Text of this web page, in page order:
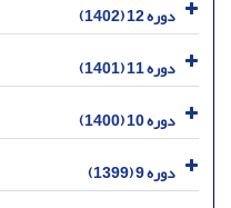
دوره 12 (1402)
دوره 11 (1401)
دوره 10 (1400)
دوره 9 (1399)